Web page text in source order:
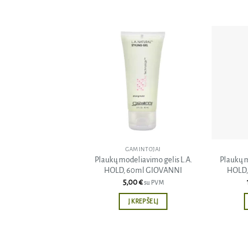
GAMINTOJAI
Plaukų modeliavimo gelis L.A.
HOLD, 60ml GIOVANNI
5,00€ su PVM
Į KREPŠELĮ
Plaukų